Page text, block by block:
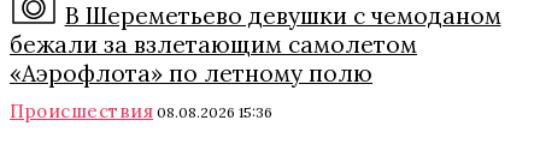
В Шереметьево девушки с чемоданом
бежали за взлетающим самолетом
«Аэрофлота» по летному полю
Происшествия 08.08.2026 15:36